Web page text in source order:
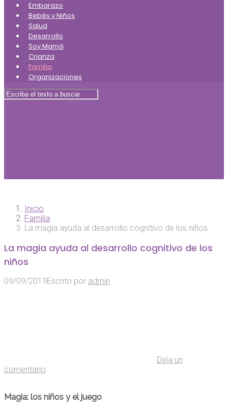
Embarazo
Bebés y Niños
Salud
Desarrollo
Soy Mamá
Crianza
Familia
Organizaciones
Inicio
Familia
La magia ayuda al desarrollo cognitivo de los niños
La magia ayuda al desarrollo cognitivo de los
niños
09/09/2019Escrito por admin
Deja un
comentario
Magia: los niños y el juego